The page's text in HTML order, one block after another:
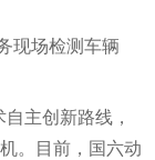
现场检测车辆
主创新路线，
。目前，国六动